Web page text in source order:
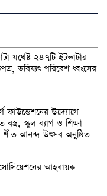
যথেষ্ট ২৪৭টি ইটভাটার
ভবিষ্যৎ পরিবেশ ধ্বংসের
ফাউন্ডেশনের উদ্যোগে
বস্ত্র, স্কুল ব্যাগ ও শিক্ষা
আনন্দ উৎসব অনুষ্ঠিত
আহবায়ক